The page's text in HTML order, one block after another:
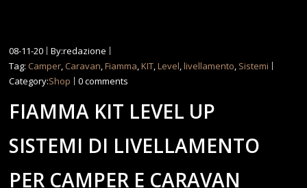
08-11-20
By:redazione
Tag: Camper, Caravan,Fiamma,KIT,Level,livellamento, Sistemi
Category:Shop 0 comments
FIAMMA KIT LEVEL UP
SISTEMI DI LIVELLAMENTO
PER CAMPER E CARAVAN